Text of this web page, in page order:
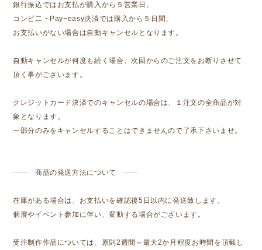
銀行振込ではお支払が購入から５営業日、
コンビ二・Pay−easy決済では購入から５日間、
お支払いがない場合は自動キャンセルとなります。
自動キャンセルが何度も続く場合、次回からのご注文をお断りさせて
頂く事がございます。
クレジットカード決済でのキャンセルの場合は、１注文の全商品が対
象となります。
一部分のみをキャンセルすることはできませんので了承下さいませ。
┈┈ 商品の発送方法について ┈┈
在庫がある場合は、お支払いを確認後5日以内に発送致します。
個展やイベント参加に伴い、変動する場合がございます。
受注制作作品については、原則2週間～最大2か月程度お時間を頂戴し